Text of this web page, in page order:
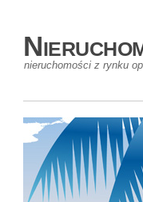
nieruchomości z rynku